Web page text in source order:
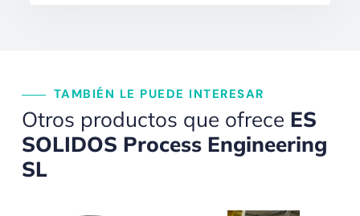
TAMBIÉN LE PUEDE INTERESAR
Otros productos que ofrece ES
SOLIDOS Process Engineering
SL